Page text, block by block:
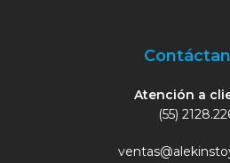
Atención a
(55)